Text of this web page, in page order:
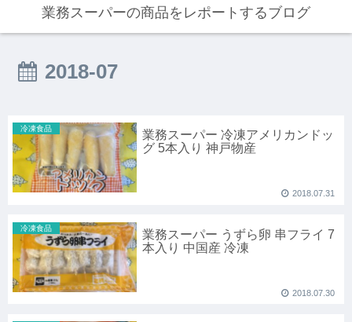
業務スーパーの商品をレポートするブログ
2018-07
冷凍食品
業務スーパー 冷凍アメリカンドッ
グ 5本入り 神戸物産
2018.07.31
冷凍食品
業務スーパー うずら卵 串フライ 7
本入り 中国産 冷凍
2018.07.30